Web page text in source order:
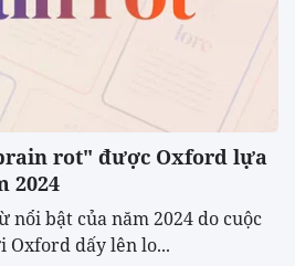
rot" được Oxford lựa
2024
bật của năm 2024 do cuộc
Oxford dấy lên lo...